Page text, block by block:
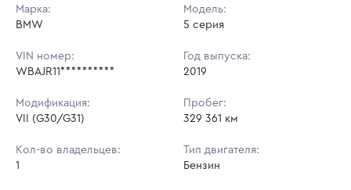
Шаг торгов: 18 639 ₽
Кол-во ставок:
Ставок не найдено
в аукционах
Марка:
BMW
Модель:
5 серия
VIN номер:
WBAJR11**********
Год выпуска:
2019
Модификация:
VII (G30/G31)
Пробег:
329 361 км
Кол-во владельцев:
1
Тип двигателя:
Бензин